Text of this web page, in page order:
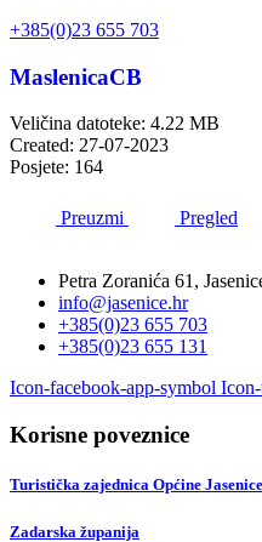
+385(0)23 655 703
MaslenicaCB
Veličina datoteke: 4.22 MB
Created: 27-07-2023
Posjete: 164
Preuzmi Pregled
Petra Zoranića 61,
info@jasenice.hr
+385(0)23 655 703
+385(0)23 655 131
Icon-facebook-app-symbol
Korisne poveznice
Turistička zajednica Općine Jasenice
Zadarska županija